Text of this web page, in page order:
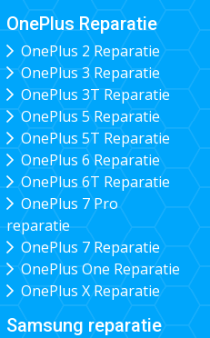
OnePlus Reparatie
OnePlus 2 Reparatie
OnePlus 3 Reparatie
OnePlus 3T Reparatie
OnePlus 5 Reparatie
OnePlus 5T Reparatie
OnePlus 6 Reparatie
OnePlus 6T Reparatie
OnePlus 7 Pro
reparatie
OnePlus 7 Reparatie
OnePlus One Reparatie
OnePlus X Reparatie
Samsung reparatie